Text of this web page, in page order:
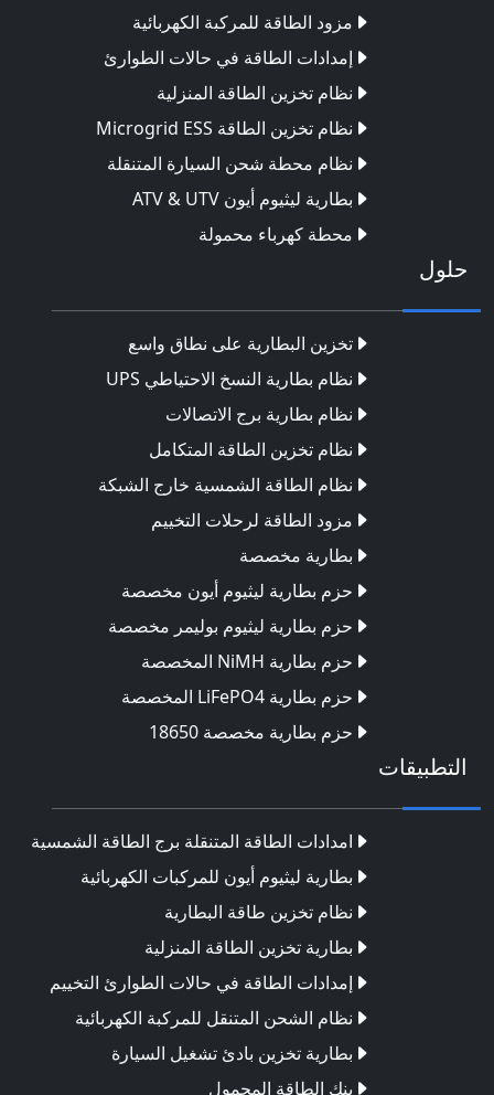
مزود الطاقة للمركبة الكهربائية
إمدادات الطاقة في حالات الطوارئ
نظام تخزين الطاقة المنزلية
نظام تخزين الطاقة Microgrid ESS
نظام محطة شحن السيارة المتنقلة
بطارية ليثيوم أيون ATV & UTV
محطة كهرباء محمولة
حلول
تخزين البطارية على نطاق واسع
نظام بطارية النسخ الاحتياطي UPS
نظام بطارية برج الاتصالات
نظام تخزين الطاقة المتكامل
نظام الطاقة الشمسية خارج الشبكة
مزود الطاقة لرحلات التخييم
بطارية مخصصة
حزم بطارية ليثيوم أيون مخصصة
حزم بطارية ليثيوم بوليمر مخصصة
حزم بطارية NiMH المخصصة
حزم بطارية LiFePO4 المخصصة
حزم بطارية مخصصة 18650
التطبيقات
امدادات الطاقة المتنقلة برج الطاقة الشمسية
بطارية ليثيوم أيون للمركبات الكهربائية
نظام تخزين طاقة البطارية
بطارية تخزين الطاقة المنزلية
إمدادات الطاقة في حالات الطوارئ التخييم
نظام الشحن المتنقل للمركبة الكهربائية
بطارية تخزين بادئ تشغيل السيارة
بنك الطاقة المحمول